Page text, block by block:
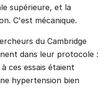
supérieure, et la
C'est mécanique.
du Cambridge
dans leur protocole :
ces essais étaient
hypertension bien